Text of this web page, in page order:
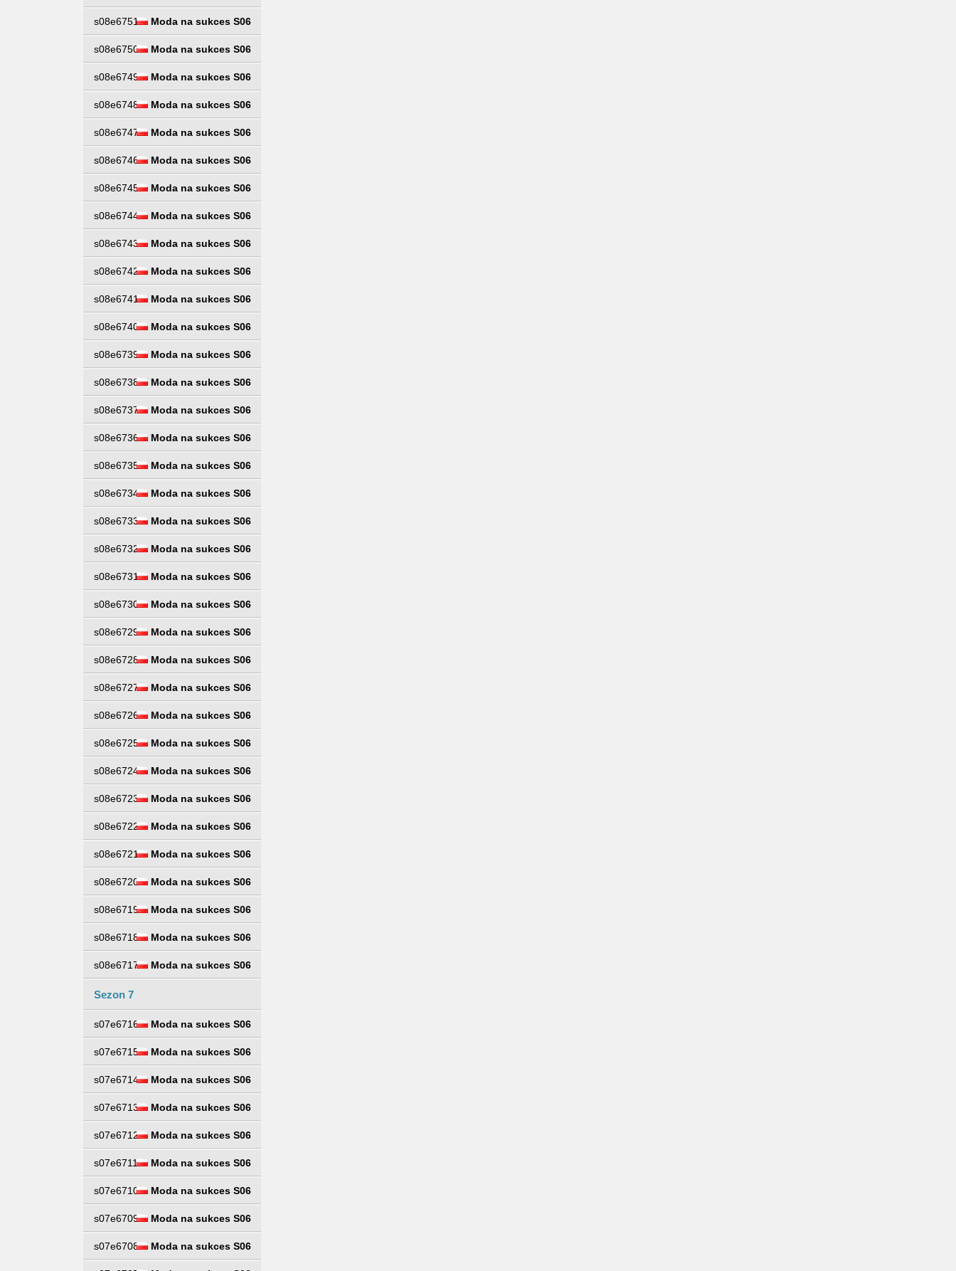
s08e6751 Moda na sukces S06
s08e6750 Moda na sukces S06
s08e6749 Moda na sukces S06
s08e6748 Moda na sukces S06
s08e6747 Moda na sukces S06
s08e6746 Moda na sukces S06
s08e6745 Moda na sukces S06
s08e6744 Moda na sukces S06
s08e6743 Moda na sukces S06
s08e6742 Moda na sukces S06
s08e6741 Moda na sukces S06
s08e6740 Moda na sukces S06
s08e6739 Moda na sukces S06
s08e6738 Moda na sukces S06
s08e6737 Moda na sukces S06
s08e6736 Moda na sukces S06
s08e6735 Moda na sukces S06
s08e6734 Moda na sukces S06
s08e6733 Moda na sukces S06
s08e6732 Moda na sukces S06
s08e6731 Moda na sukces S06
s08e6730 Moda na sukces S06
s08e6729 Moda na sukces S06
s08e6728 Moda na sukces S06
s08e6727 Moda na sukces S06
s08e6726 Moda na sukces S06
s08e6725 Moda na sukces S06
s08e6724 Moda na sukces S06
s08e6723 Moda na sukces S06
s08e6722 Moda na sukces S06
s08e6721 Moda na sukces S06
s08e6720 Moda na sukces S06
s08e6719 Moda na sukces S06
s08e6718 Moda na sukces S06
s08e6717 Moda na sukces S06
Sezon 7
s07e6716 Moda na sukces S06
s07e6715 Moda na sukces S06
s07e6714 Moda na sukces S06
s07e6713 Moda na sukces S06
s07e6712 Moda na sukces S06
s07e6711 Moda na sukces S06
s07e6710 Moda na sukces S06
s07e6709 Moda na sukces S06
s07e6708 Moda na sukces S06